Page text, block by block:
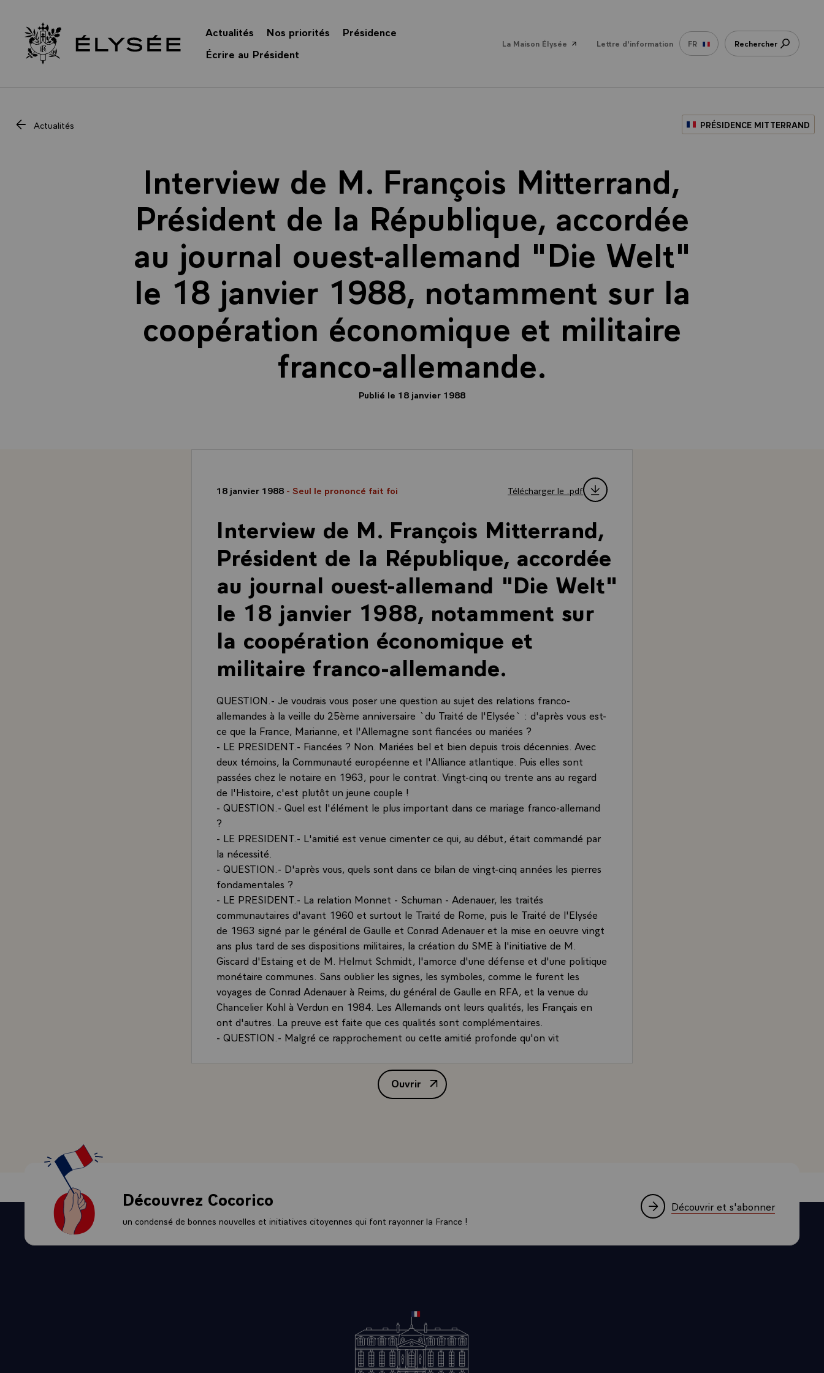
Retour à l’accueil Élysée
Actualités Nos priorités
Présidence
Écrire au Président
La Maison Élysée Lettre d'information FR Rechercher
Actualités PRÉSIDENCE MITTERRAND
Interview de M. François Mitterrand,
Président de la République, accordée
au journal ouest-allemand "Die Welt"
le 18 janvier 1988, notamment sur la
coopération économique et militaire
franco-allemande.
Publié le 18 janvier 1988
18 janvier 1988 - Seul le prononcé fait foi Télécharger le .pdf
Interview de M. François Mitterrand,
Président de la République, accordée
au journal ouest-allemand "Die Welt"
le 18 janvier 1988, notamment sur
la coopération économique et
militaire franco-allemande.
QUESTION.- Je voudrais vous poser une question au sujet des relations franco-
allemandes à la veille du 25ème anniversaire `du Traité de l'Elysée` : d'après vous est-
ce que la France, Marianne, et l'Allemagne sont fiancées ou mariées ?
- LE PRESIDENT.- Fiancées ? Non. Mariées bel et bien depuis trois décennies. Avec
deux témoins, la Communauté européenne et l'Alliance atlantique. Puis elles sont
passées chez le notaire en 1963, pour le contrat. Vingt-cinq ou trente ans au regard
de l'Histoire, c'est plutôt un jeune couple !
- QUESTION.- Quel est l'élément le plus important dans ce mariage franco-allemand
?
- LE PRESIDENT.- L'amitié est venue cimenter ce qui, au début, était commandé par
la nécessité.
- QUESTION.- D'après vous, quels sont dans ce bilan de vingt-cinq années les pierres
fondamentales ?
- LE PRESIDENT.- La relation Monnet - Schuman - Adenauer, les traités
communautaires d'avant 1960 et surtout le Traité de Rome, puis le Traité de l'Elysée
de 1963 signé par le général de Gaulle et Conrad Adenauer et la mise en oeuvre vingt
ans plus tard de ses dispositions militaires, la création du SME à l'initiative de M.
Giscard d'Estaing et de M. Helmut Schmidt, l'amorce d'une défense et d'une politique
monétaire communes. Sans oublier les signes, les symboles, comme le furent les
voyages de Conrad Adenauer à Reims, du général de Gaulle en RFA, et la venue du
Chancelier Kohl à Verdun en 1984. Les Allemands ont leurs qualités, les Français en
ont d'autres. La preuve est faite que ces qualités sont complémentaires.
- QUESTION.- Malgré ce rapprochement ou cette amitié profonde qu'on vit
les Allemands aient tendance ou certains Allemands aient tendance à marcher vers le
neutralisme. Est-ce que cela pourrait nuire ou détruire l'amitié franco-allemande ?
- LE PRESIDENT.- D'abord, une réflexion. Si nous parlons d'amitié, il ne s'agit pas de
situation géographique, une histoire et des intérêts différents des leurs, de même les
Français doivent comprendre que l'Allemagne, placée entre le monde soviétique et la
même systéme démocratique, et je l'espère même avenir, nos liens sont solides. Et
s'ils ne le sont pas suffisamment, notre devoir est de les renforcer au plus vite.\
QUESTION.- Parlons un peu de la structure des relations franco-allemandes. Quelles
seront, à votre avis, les priorités nécessaires dans les prochains 25 ans ?
Ouvrir
Interview de M. François Mitterrand, Président de la République, accordée au journal
Découvrez Cocorico
un condensé de bonnes nouvelles et initiatives citoyennes qui font rayonner la France !
Découvrir et s'abonner